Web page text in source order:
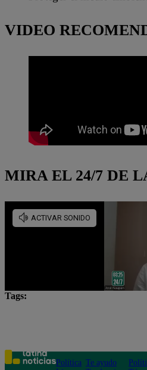
VIDEO
MIRA EL 24/7 DE
Tags:
Política Te ayudo